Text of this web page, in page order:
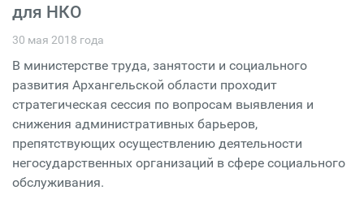
для НКО
30 мая 2018 года
В министерстве труда, занятости и социального
развития Архангельской области проходит
стратегическая сессия по вопросам выявления и
снижения административных барьеров,
препятствующих осуществлению деятельности
негосударственных организаций в сфере социального
обслуживания.